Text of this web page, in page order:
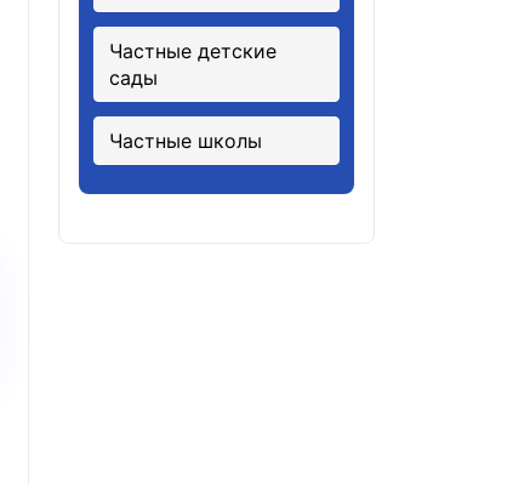
Частные детские
сады
Частные школы